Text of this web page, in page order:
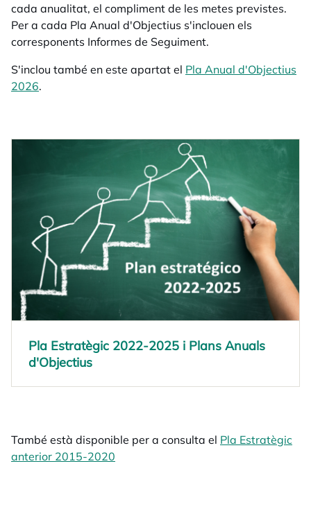
cada anualitat, el compliment de les metes previstes.
Per a cada Pla Anual d'Objectius s'inclouen els
corresponents Informes de Seguiment.
S'inclou també en este apartat el Pla Anual d'Objectius
2026opens in a new tab
.
Pla Estratègic 2022-2025 i Plans Anuals
d'Objectius
També està disponible per a consulta el Pla Estratègic
anterior 2015-2020